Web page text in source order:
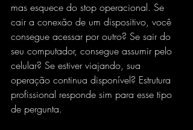
mas esquece do stop operacional. Se
cair a conexão de um dispositivo, você
consegue acessar por outro? Se sair do
seu computador, consegue assumir pelo
celular? Se estiver viajando, sua
operação continua disponível? Estrutura
profissional responde sim para esse tipo
de pergunta.